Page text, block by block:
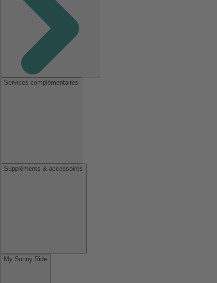
Services complémentaires
Suppléments & accessoires
My Sunny Ride